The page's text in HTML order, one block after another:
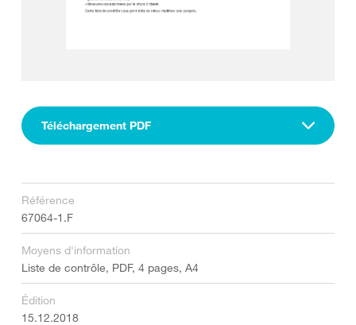
Téléchargement PDF
Référence
67064-1.F
Moyens d'information
Liste de contrôle, PDF, 4 pages, A4
Édition
15.12.2018